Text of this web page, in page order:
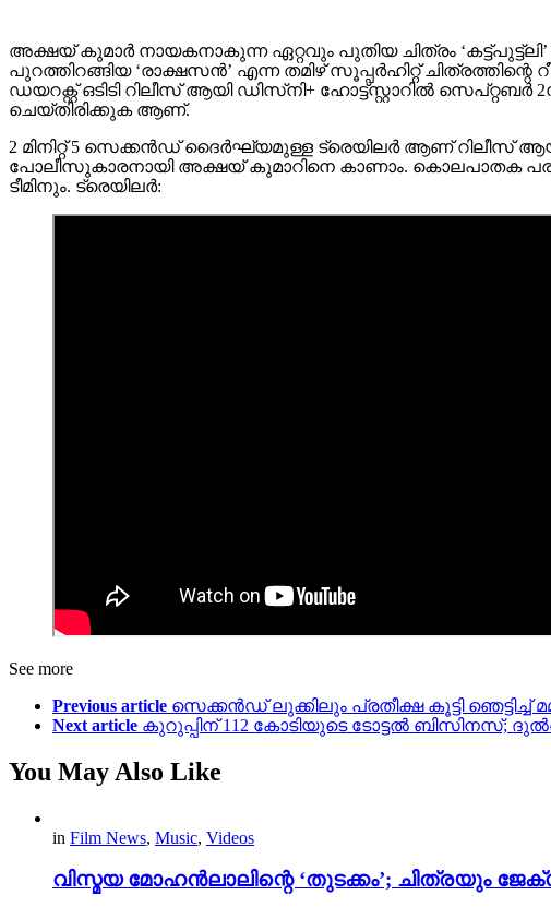
അക്ഷയ് കുമാർ നായകനാകുന്ന ഏറ്റവും പുതിയ ചിത്രം
പുറത്തിറങ്ങിയ ‘രാക്ഷസൻ’ എന്ന തമിഴ് സൂപ്പർഹിറ്റ്
ഡയറക്റ്റ് ഒടിടി റിലീസ് ആയി ഡിസ്‌നി+ ഹോട്ട്സ്റ്റാറിൽ
ചെയ്തിരിക്കുക ആണ്.
2 മിനിറ്റ് 5 സെക്കൻഡ് ദൈർഘ്യമുള്ള ട്രെയിലർ ആണ് റിലീസ്
പോലീസുകാരനായി അക്ഷയ് കുമാറിനെ കാണാം. കൊലപാതക
ടീമിനും. ട്രെയിലർ:
See more
Previous article സെക്കൻഡ് ലുക്കിലും പ്രതീക്ഷ കൂട്ടി ഞെട്ടിച്ച്
Next article കുറുപ്പിന് 112 കോടിയുടെ ടോട്ടൽ ബിസിനസ്;
You May Also Like
in Film News, Music, Videos
വിസ്മയ മോഹൻലാലിന്റെ ‘തുടക്കം’; ചിത്രയും